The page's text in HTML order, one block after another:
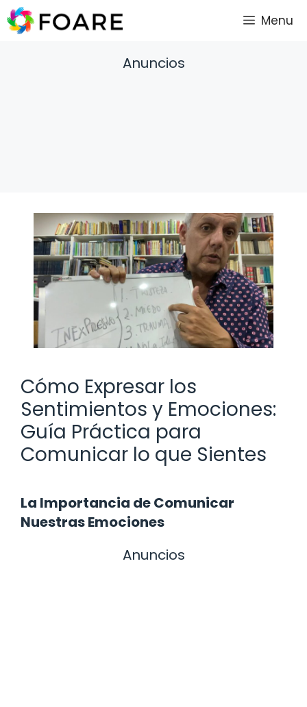
Saltar
al
Menu
Anuncios
Cómo Expresar los
Sentimientos y Emociones:
Guía Práctica para
Comunicar lo que Sientes
La Importancia de Comunicar
Nuestras Emociones
Anuncios